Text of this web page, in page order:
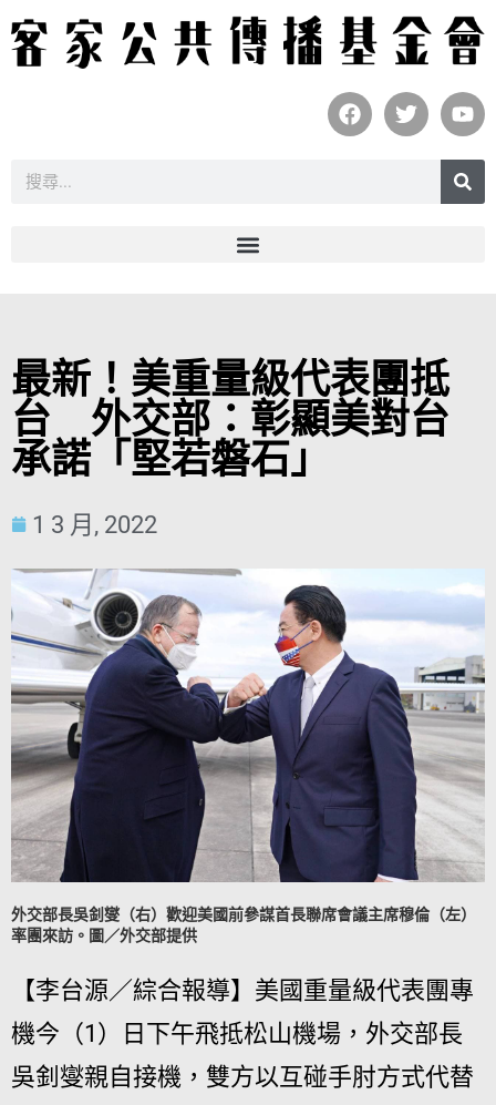
最新！美重量級代表團抵
台 外交部：彰顯美對台
承諾「堅若磐石」
1 3 月, 2022
外交部長吳釗燮（右）歡迎美國前參謀首長聯席會議主席穆倫（左）
率團來訪。圖／外交部提供
【李台源／綜合報導】美國重量級代表團專
機今（1）日下午飛抵松山機場，外交部長
吳釗燮親自接機，雙方以互碰手肘方式代替